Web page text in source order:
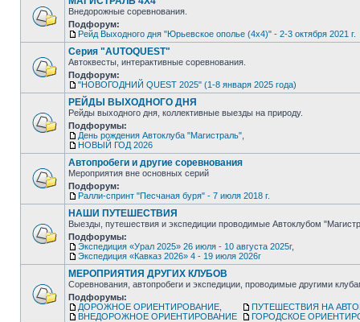
Внедорожные соревнования.
Подфорум:
Рейд Выходного дня "Юрьевское ополье (4х4)" - 2-3 октября 2021 г.
Серия "AUTOQUEST"
Автоквесты, интерактивные соревнования.
Подфорум:
"НОВОГОДНИЙ QUEST 2025" (1-8 января 2025 года)
РЕЙДЫ ВЫХОДНОГО ДНЯ
Рейды выходного дня, коллективные выезды на природу.
Подфорумы:
День рождения Автоклуба "Магистраль"
НОВЫЙ ГОД 2026
Автопробеги и другие соревнования
Мероприятия вне основных серий
Подфорум:
Ралли-спринт "Песчаная буря" - 7 июля 2018 г.
НАШИ ПУТЕШЕСТВИЯ
Выезды, путешествия и экспедиции проводимые Автоклубом
Подфорумы:
Экспедиция «Урал 2025» 26 июля - 10 августа 2025г,
Экспедиция «Кавказ 2026» 4 - 19 июля 2026г
МЕРОПРИЯТИЯ ДРУГИХ КЛУБОВ
Соревнования, автопробеги и экспедиции, проводимые другими
Подфорумы:
ДОРОЖНОЕ ОРИЕНТИРОВАНИЕ
ВНЕДОРОЖНОЕ ОРИЕНТИРОВАНИЕ
ПУТЕШЕСТВИЯ НА
ГОРОДСКОЕ